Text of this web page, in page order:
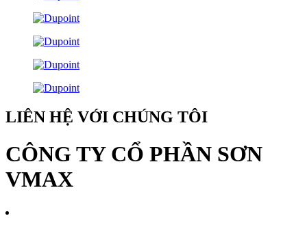
LIÊN HỆ VỚI CHÚNG TÔI
CÔNG TY CỔ PHẦN SƠN
VMAX